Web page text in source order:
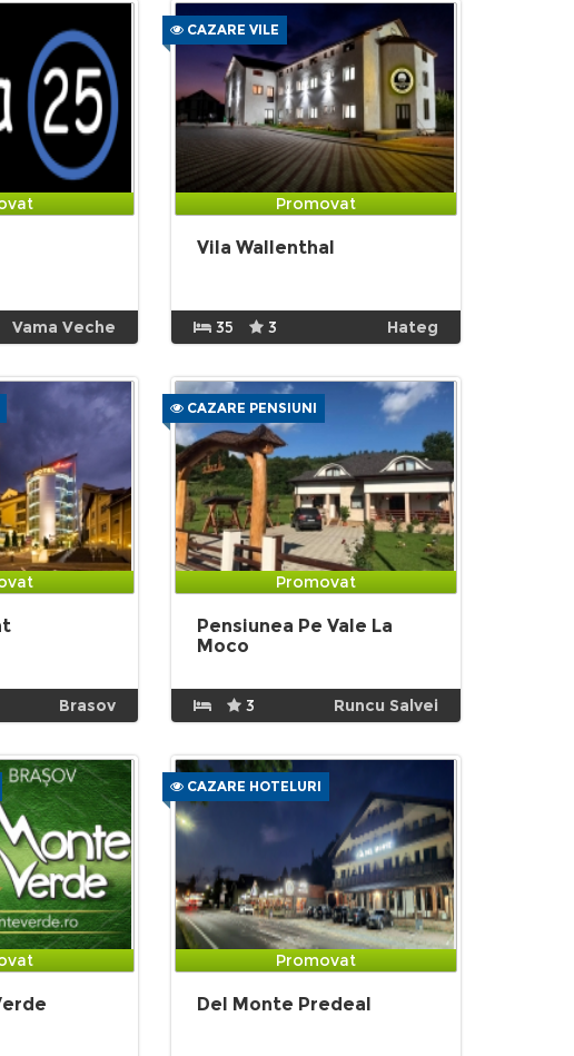
Vama Veche
CAZARE VILE
Promovat
Vila Wallenthal
35 3 Hateg
Brasov
CAZARE PENSIUNI
Promovat
Pensiunea Pe Vale La
Moco
3 Runcu Salvei
CAZARE HOTELURI
Promovat
Del Monte Predeal